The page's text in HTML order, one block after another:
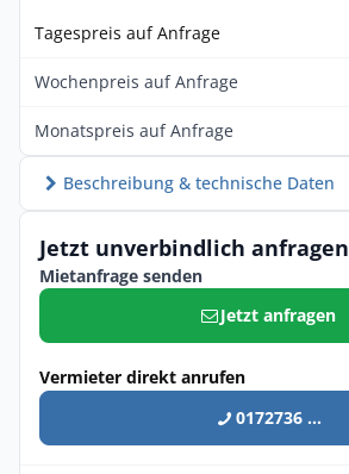
Tagespreis auf Anfrage
Wochenpreis auf Anfrage
Monatspreis auf Anfrage
Beschreibung & technische Daten
Jetzt unverbindlich anfragen
Mietanfrage senden
Jetzt anfragen
Vermieter direkt anrufen
0172736 ...